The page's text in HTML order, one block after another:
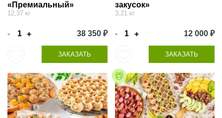
«Премиальный»
12,37 кг
- + 38 350 ₽
ЗАКАЗАТЬ
закусок»
3,21 кг
- + 12 000 ₽
ЗАКАЗАТЬ